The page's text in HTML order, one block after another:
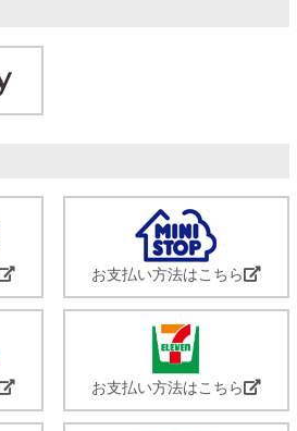
お支払い方法はこちら
お支払い方法はこちら